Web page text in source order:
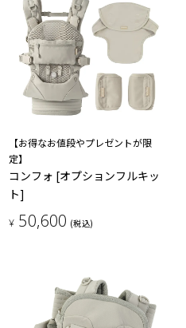
【お得なお値段やプレゼントが限
定】
コンフォ [オプションフルキッ
ト]
¥ 50,600 (税込)